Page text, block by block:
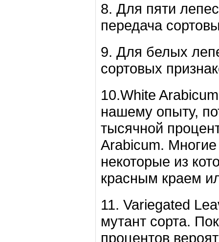
8. Для пяти
передача
9. Для белых
сортовых
10.White
нашему опыту,
тысячной
Arabicum. Многие
некоторые из
красным краем
11. Variegated
мутант сорта.
процентов